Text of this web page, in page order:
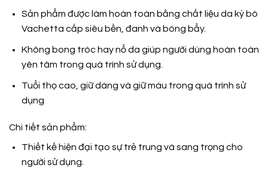
Sản phẩm được làm hoàn toàn bằng chất liệu da kỳ bò
Vachetta cấp siêu bền, đanh và bóng bẩy.
Không bong tróc hay nổ da giúp người dùng hoàn toàn
yên tâm trong quá trình sử dụng.
Tuổi thọ cao, giữ dáng và giữ màu trong quá trình sử
dụng
Chi tiết sản phẩm:
Thiết kế hiện đại tạo sự trẻ trung và sang trọng cho
người sử dụng.